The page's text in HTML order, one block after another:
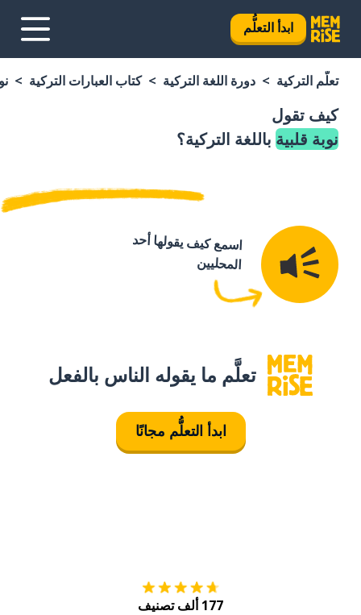
ابدأ التعلُّم
تعلَّم التركية دورة اللغة التركية كتاب العبارات التركية
كيف تقول
نوبة قلبية باللغة التركية؟
اسمع كيف يقولها أحد
المحليين
تعلَّم ما يقوله الناس بالفعل
ابدأ التعلُّم مجانًا
177 ألف تصنيف